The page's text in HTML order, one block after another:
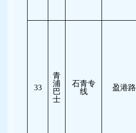
33
青
浦
巴
士
石青专
线
盈港路